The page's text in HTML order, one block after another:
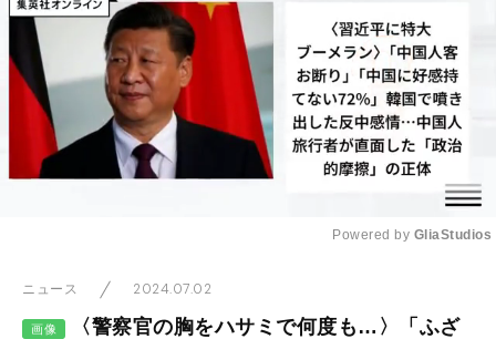
Powered by GliaStudios
ニュース 2024.07.02
画像
〈警察官の胸をハサミで何度も…〉「ふざ